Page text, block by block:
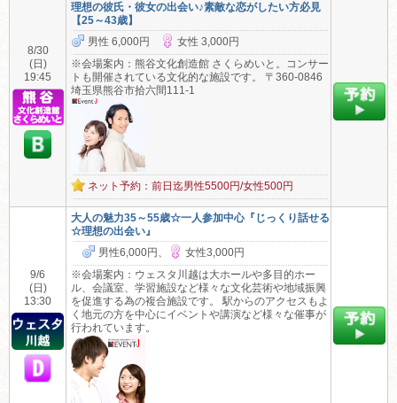
8/30
(日)
19:45
理想の彼氏・彼女の出会い♪素敵な恋がしたい方必見
【25～43歳】
男性 6,000円
女性 3,000円
※会場案内：熊谷文化創造館 さくらめいと。コンサー
トも開催されている文化的な施設です。 〒360-0846
埼玉県熊谷市拾六間111-1
ネット予約：前日迄男性5500円/女性500円
9/6
(日)
13:30
大人の魅力35～55歳☆一人参加中心『じっくり話せる
☆理想の出会い』
男性6,000円、
女性3,000円
※会場案内：ウェスタ川越は大ホールや多目的ホー
ル、会議室、学習施設など様々な文化芸術や地域振興
を促進する為の複合施設です。 駅からのアクセスもよ
く地元の方を中心にイベントや講演など様々な催事が
行われています。